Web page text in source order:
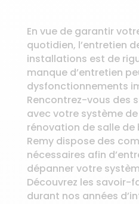
En vue de garantir
quotidien, l’entretien
installations est de
manque d’entretien
dysfonctionnements
Rencontrez-vous des
avec votre système
rénovation de salle
Remy dispose des
nécessaires afin
dépanner votre
Découvrez les savoir-
durant nos années